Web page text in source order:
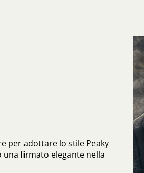
per adottare lo stile Peaky
una firmato elegante nella